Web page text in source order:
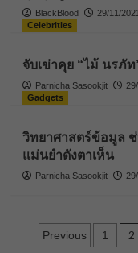
BlackBlood
29/11/2021
Celebrities
จับเข่าคุย “ไม้ นรภั
Parnicha Sasookjit
Gadgets
วิทยาศาสตร์ข้อมูล
แม่นยำดังตาเห็น
Parnicha Sasookjit
Posts
Previous 1 2